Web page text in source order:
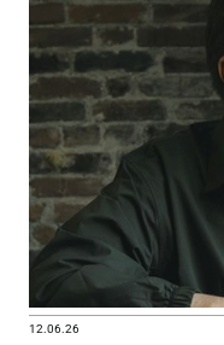
12.06.26